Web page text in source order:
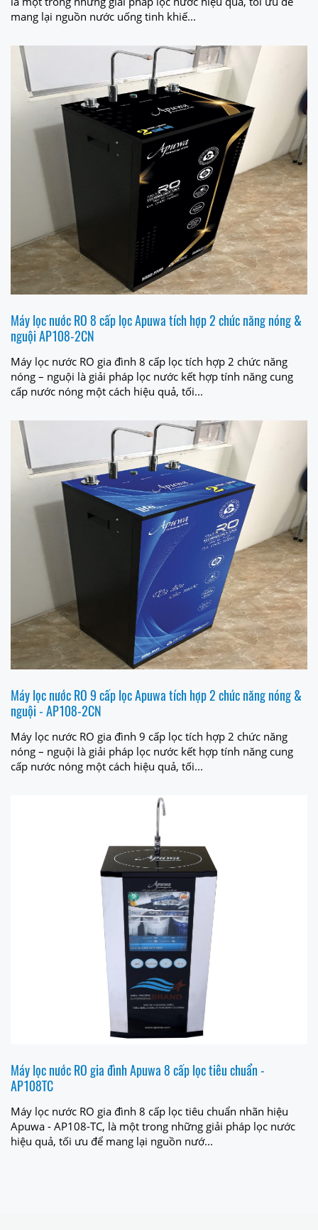
mang lại nguồn nước uống tinh khiế...
Máy lọc nước RO 8 cấp lọc Apuwa tích hợp 2 chức năng nóng &
nguội AP108-2CN
Máy lọc nước RO gia đình 8 cấp lọc tích hợp 2 chức năng
nóng – nguội là giải pháp lọc nước kết hợp tính năng cung
cấp nước nóng một cách hiệu quả, tối...
Máy lọc nước RO 9 cấp lọc Apuwa tích hợp 2 chức năng nóng &
nguội - AP108-2CN
Máy lọc nước RO gia đình 9 cấp lọc tích hợp 2 chức năng
nóng – nguội là giải pháp lọc nước kết hợp tính năng cung
cấp nước nóng một cách hiệu quả, tối...
Máy lọc nước RO gia đình Apuwa 8 cấp lọc tiêu chuẩn -
AP108TC
Máy lọc nước RO gia đình 8 cấp lọc tiêu chuẩn nhãn hiệu
Apuwa - AP108-TC, là một trong những giải pháp lọc nước
hiệu quả, tối ưu để mang lại nguồn nướ...